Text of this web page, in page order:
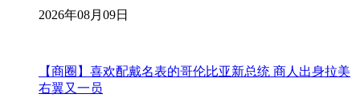
2026年08月09日
【商圈】喜欢配戴名表的哥伦比亚新总统 商人出身拉美
右翼又一员